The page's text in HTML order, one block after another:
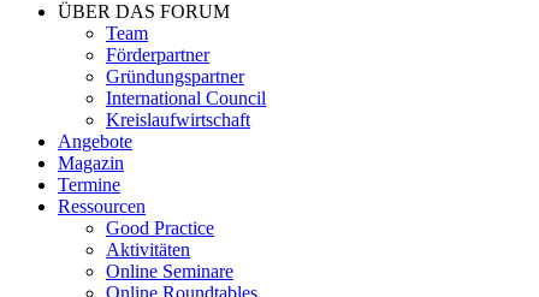
ÜBER DAS FORUM
Team
Förderpartner
Gründungspartner
International Council
Kreislaufwirtschaft
Angebote
Magazin
Termine
Ressourcen
Good Practice
Aktivitäten
Online Seminare
Online Roundtables